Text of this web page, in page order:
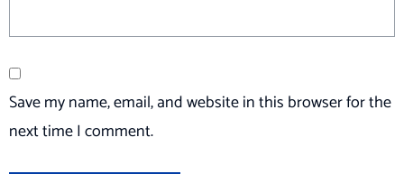
Save my name, email, and website in this browser for the
next time I comment.